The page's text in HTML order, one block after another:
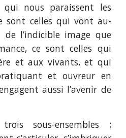
nous paraissent les
sont celles qui vont au-
l’indicible image que
ce sont celles qui
et aux vivants, et qui
et ouvreur en
aussi l’avenir de
sous-ensembles ;